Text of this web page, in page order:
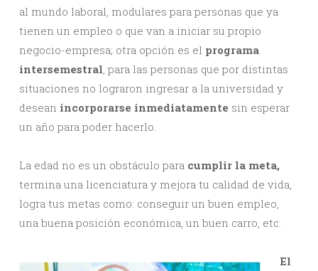
al mundo laboral, modulares para personas que ya
tienen un empleo o que van a iniciar su propio
negocio-empresa; otra opción es el programa
intersemestral, para las personas que por distintas
situaciones no lograron ingresar a la universidad y
desean incorporarse inmediatamente sin esperar
un año para poder hacerlo.
La edad no es un obstáculo para cumplir la meta,
termina una licenciatura y mejora tu calidad de vida,
logra tus metas como: conseguir un buen empleo,
una buena posición económica, un buen carro, etc.
El